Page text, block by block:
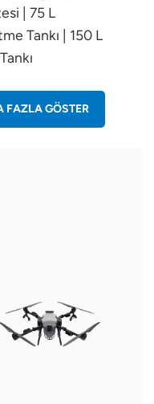
| 75 L
Tankı | 150 L
FAZLA GÖSTER